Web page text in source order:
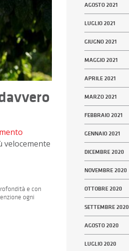
velocemente
e con
ogni
AGOSTO 2021
LUGLIO 2021
GIUGNO 2021
MAGGIO 2021
APRILE 2021
MARZO 2021
FEBBRAIO 2021
GENNAIO 2021
DICEMBRE 2020
NOVEMBRE 2020
OTTOBRE 2020
SETTEMBRE 2020
AGOSTO 2020
LUGLIO 2020